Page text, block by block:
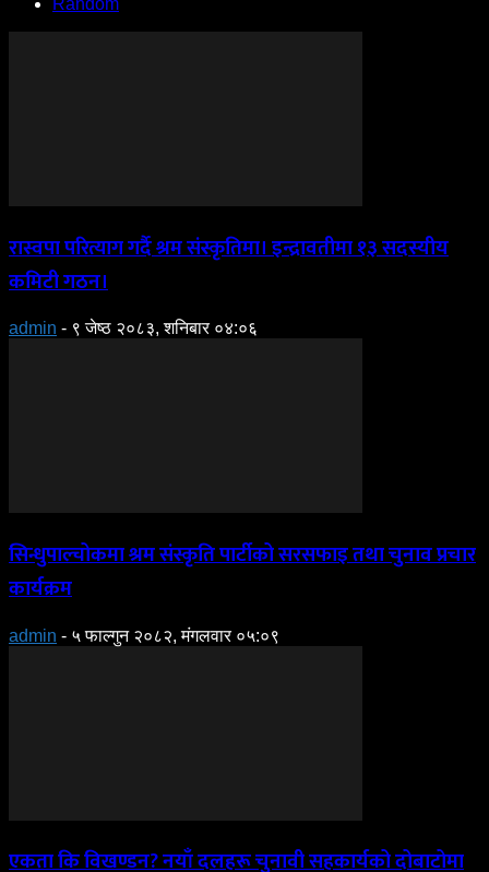
रास्वपा परित्याग गर्दै श्रम संस्कृतिमा। इन्द्रावतीमा १३ सदस्यीय
कमिटी गठन।
admin - ९ जेष्ठ २०८३, शनिबार ०४:०६
सिन्धुपाल्चोकमा श्रम संस्कृति पार्टीको सरसफाइ तथा चुनाव प्रचार
कार्यक्रम
admin - ५ फाल्गुन २०८२, मंगलवार ०५:०९
एकता कि विखण्डन? नयाँ दलहरू चुनावी सहकार्यको दोबाटोमा